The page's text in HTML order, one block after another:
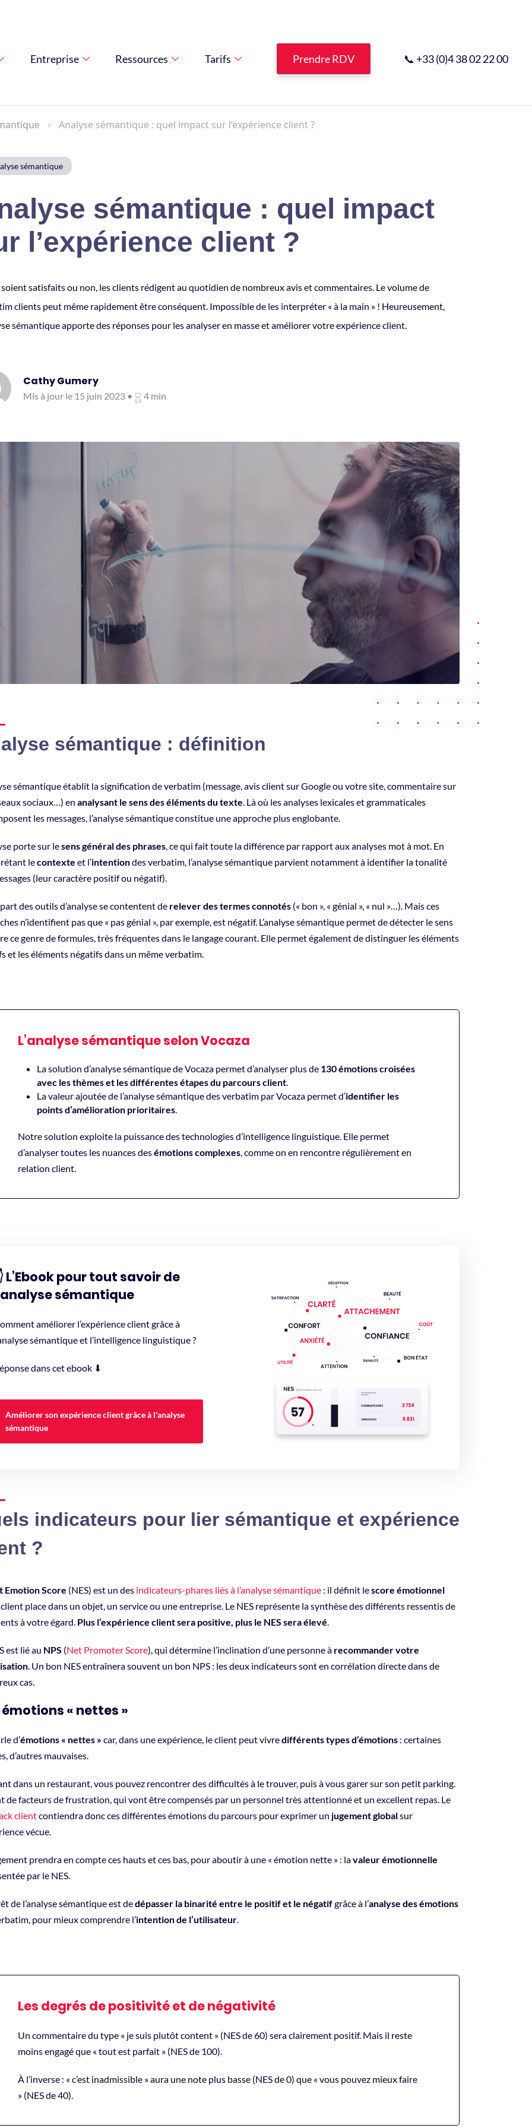
Entreprise Ressources Tarifs Prendre RDV 📞 +33 (0)4 38 02 22 00
Analyse sémantique : quel impact sur l’expérience client ?
sémantique
sémantique : quel impact
l’expérience client ?
soient satisfaits ou non, les clients rédigent au quotidien de nombreux avis et commentaires. Le volume de
clients peut même rapidement être conséquent. Impossible de les interpréter « à la main » ! Heureusement,
sémantique apporte des réponses pour les analyser en masse et améliorer votre expérience client.
Cathy Gumery
Mis à jour le 15 juin 2023 • 4 min
sémantique : définition
sémantique établit la signification de verbatim (message, avis client sur Google ou votre site, commentaire sur
sociaux…) en analysant le sens des éléments du texte. Là où les analyses lexicales et grammaticales
les messages, l’analyse sémantique constitue une approche plus englobante.
porte sur lesens général des phrases, ce qui fait toute la différence par rapport aux analyses mot à mot. En
lecontexte et l’intentiondes verbatim, l’analyse sémantique parvient notamment à identifier la tonalité
(leur caractère positif ou négatif).
des outils d’analyse se contentent de relever des termes connotés (« bon », « génial », « nul »…). Mais ces
n’identifient pas que « pas génial », par exemple, est négatif. L’analyse sémantique permet de détecter le sens
ce genre de formules, très fréquentes dans le langage courant. Elle permet également de distinguer les éléments
et les éléments négatifs dans un même verbatim.
L’analyse sémantique selon Vocaza
La solution d’analyse sémantique de Vocaza permet d’analyser plus de 130 émotions croisées
avec les thèmes et les différentes étapes du parcours client.
La valeur ajoutée de l’analyse sémantique des verbatim par Vocaza permet d’identifier les
points d’amélioration prioritaires.
Notre solution exploite la puissance des technologies d’intelligence linguistique. Elle permet
d’analyser toutes les nuances desémotions complexes, comme on en rencontre régulièrement en
relation client.
L’Ebook pour tout savoir de
sémantique
améliorer l’expérience client grâce à
sémantique et l’intelligence linguistique ?
dans cet ebook ⬇
Améliorer son expérience client grâce à l'analyse
sémantique
indicateurs pour lier sémantique et expérience
?
Emotion Score (NES) est un des indicateurs-phares liés à l’analyse sémantique : il définit lescore émotionnel
client place dans un objet, un service ou une entreprise. Le NES représente la synthèse des différents ressentis de
à votre égard. Plus l’expérience client sera positive, plus le NES sera élevé.
est lié au NPS (Net Promoter Score), qui détermine l’inclination d’une personne à recommander votre
. Un bon NES entraînera souvent un bon NPS : les deux indicateurs sont en corrélation directe dans de
cas.
émotions « nettes »
d’émotions « nettes » car, dans une expérience, le client peut vivredifférents types d’émotions : certaines
d’autres mauvaises.
dans un restaurant, vous pouvez rencontrer des difficultés à le trouver, puis à vous garer sur son petit parking.
de facteurs de frustration, qui vont être compensés par un personnel très attentionné et un excellent repas. Le
clientcontiendra donc ces différentes émotions du parcours pour exprimer un jugement globalsur
vécue.
prendra en compte ces hauts et ces bas, pour aboutir à une « émotion nette » : lavaleur émotionnelle
par le NES.
de l’analyse sémantique est dedépasser la binarité entre le positif et le négatifgrâce à l’analyse des émotions
pour mieux comprendre l’intention de l’utilisateur.
Les degrés de positivité et de négativité
Un commentaire du type « je suis plutôt content » (NES de 60) sera clairement positif. Mais il reste
moins engagé que « tout est parfait » (NES de 100).
À l’inverse : « c’est inadmissible » aura une note plus basse (NES de 0) que « vous pouvez mieux faire
» (NES de 40).